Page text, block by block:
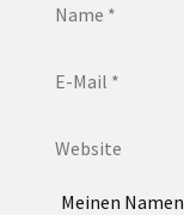
Mail
Meinen